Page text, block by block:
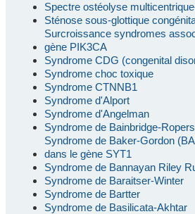
Spectre ostéolyse
Sténose sous-glottique
Surcroissance syndromes
gène PIK3CA
Syndrome CDG (congenital
Syndrome choc toxique
Syndrome CTNNB1
Syndrome d'Alport
Syndrome d'Angelman
Syndrome de Bainbridge-Ropers
Syndrome de Baker-Gordon
dans le gène SYT1
Syndrome de Bannayan Riley
Syndrome de Baraitser-Winter
Syndrome de Bartter
Syndrome de Basilicata-Akhtar